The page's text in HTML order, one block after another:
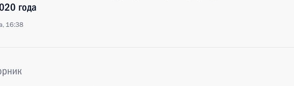
года
16:38